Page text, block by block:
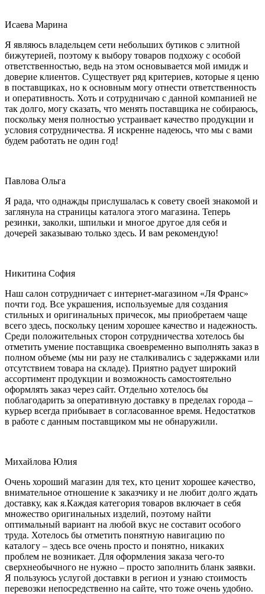
Исаева Марина
Я являюсь владельцем сети небольших бутиков с элитной
бижутерией, поэтому к выбору товаров подхожу с особой
ответственностью, ведь на этом основывается мой имидж и
доверие клиентов. Существует ряд критериев, которые я ценю
в поставщиках, но к основным могу отнести ответственность
и оперативность. Хоть и сотрудничаю с данной компанией не
так долго, могу сказать, что менять поставщика не собираюсь,
поскольку меня полностью устраивает качество продукции и
условия сотрудничества. Я искренне надеюсь, что мы с вами
будем работать не один год!
Павлова Ольга
Я рада, что однажды прислушалась к совету своей знакомой и
заглянула на страницы каталога этого магазина. Теперь
резинки, заколки, шпильки и многое другое для себя и
дочерей заказываю только здесь. И вам рекомендую!
Никитина София
Наш салон сотрудничает с интернет-магазином «Ля Франс»
почти год. Все украшения, используемые для создания
стильных и оригинальных причесок, мы приобретаем чаще
всего здесь, поскольку ценим хорошее качество и надежность.
Среди положительных сторон сотрудничества хотелось бы
отметить умение поставщика своевременно выполнять заказ в
полном объеме (мы ни разу не сталкивались с задержками или
отсутствием товара на складе). Приятно радует широкий
ассортимент продукции и возможность самостоятельно
оформлять заказ через сайт. Отдельно хотелось бы
поблагодарить за оперативную доставку в пределах города –
курьер всегда прибывает в согласованное время. Недостатков
в работе с данным поставщиком мы не обнаружили.
Михайлова Юлия
Очень хороший магазин для тех, кто ценит хорошее качество,
внимательное отношение к заказчику и не любит долго ждать
доставку, как я.Каждая категория товаров включает в себя
множество оригинальных изделий, поэтому найти
оптимальный вариант на любой вкус не составит особого
труда. Хотелось бы отметить понятную навигацию по
каталогу – здесь все очень просто и понятно, никаких
проблем не возникает. Для оформления заказа чего-то
сверхнеобычного не нужно – просто заполнить бланк заявки.
Я пользуюсь услугой доставки в регион и узнаю стоимость
перевозки непосредственно на сайте, что тоже очень удобно.